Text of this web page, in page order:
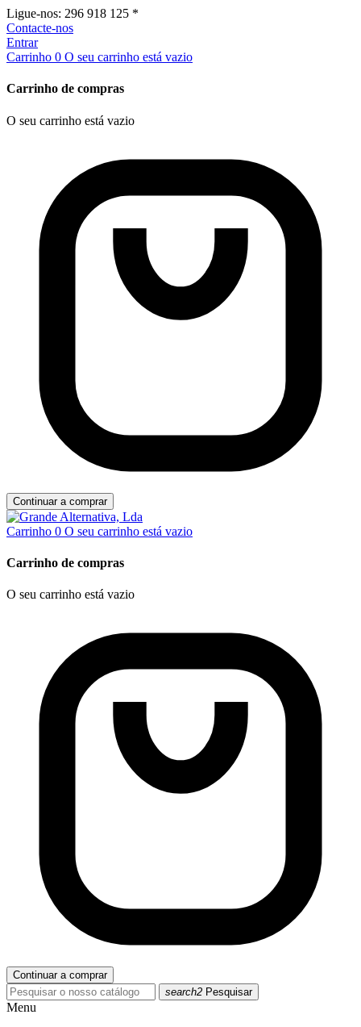
Ligue-nos: 296 918 125 *
Contacte-nos
Entrar
Carrinho 0 O seu carrinho está vazio
Carrinho de compras
O seu carrinho está vazio
Continuar a comprar
Carrinho 0 O seu carrinho está vazio
Carrinho de compras
O seu carrinho está vazio
Continuar a comprar
search2 Pesquisar
Menu